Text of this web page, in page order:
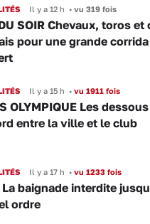
Il y a 12 h •vu 319 fois
SOIR Chevaux, toros et
pour une grande corrida
Il y a 15 h •vu 1911 fois
OLYMPIQUE Les
entre la ville et le club
Il y a 17 h •vu 1233 fois
La baignade interdite
ordre